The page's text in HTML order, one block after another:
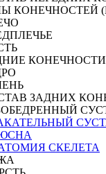
КОНЕЧНОСТЕЙ
КОНЕЧНОСТИ
ЗАДНИХ
СКЕЛЕТА